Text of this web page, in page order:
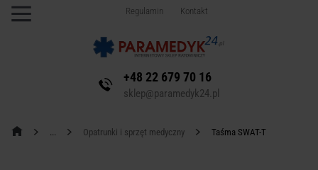
Regulamin Kontakt
+48 22 679 70 16
sklep@paramedyk24.pl
Opatrunki i sprzęt medyczny Taśma SWAT-T